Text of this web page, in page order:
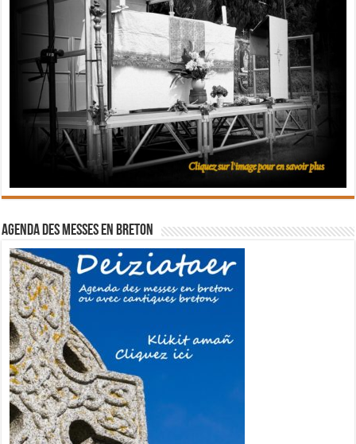
Agenda des messes en breton